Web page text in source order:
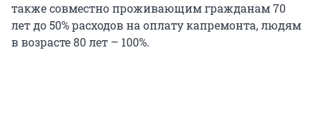
также совместно проживающим гражданам 70
лет до 50% расходов на оплату капремонта, людям
в возрасте 80 лет – 100%.